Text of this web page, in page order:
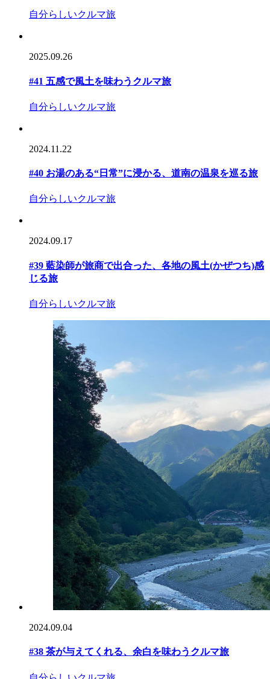
自分らしいクルマ旅
2025.09.26
#41 五感で風土を味わうクルマ旅
自分らしいクルマ旅
2024.11.22
#40 お湯のある“日常”に浸かる、道南の温泉を巡る旅
自分らしいクルマ旅
2024.09.17
#39 藍染師が旅商で出合った、各地の風土(かぜつち)感
じる旅
自分らしいクルマ旅
2024.09.04
#38 茶が与えてくれる、余白を味わうクルマ旅